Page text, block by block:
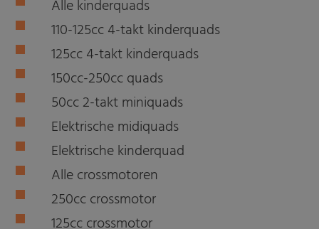
Alle kinderquads
110-125cc 4-takt kinderquads
125cc 4-takt kinderquads
150cc-250cc quads
50cc 2-takt miniquads
Elektrische midiquads
Elektrische kinderquad
Alle crossmotoren
250cc crossmotor
125cc crossmotor